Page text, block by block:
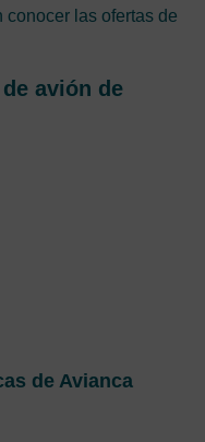
las ofertas de
avión de
de Avianca